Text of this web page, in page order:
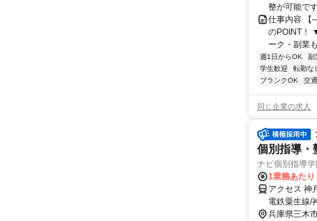
整が可能です
仕事内容
のPOINT！
ーク・副業
週1日からOK 副
学生歓迎
転勤なし
ブランクOK
交
同じ企業の求人
個別指導・
ナビ個別指導
1業務あたり
アクセス 神
電鉄粟生線/
高速鉄道南
兵庫県三木